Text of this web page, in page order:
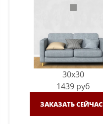
30x30
1439 руб
ЗАКАЗАТЬ СЕЙЧАС